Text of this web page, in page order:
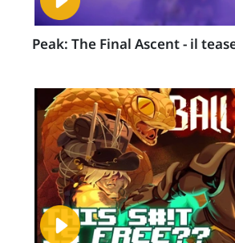
Peak: The Final Ascent - il